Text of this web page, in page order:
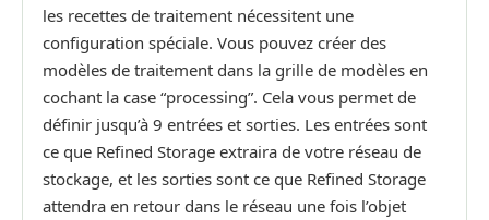
les recettes de traitement nécessitent une
configuration spéciale. Vous pouvez créer des
modèles de traitement dans la grille de modèles en
cochant la case “processing”. Cela vous permet de
définir jusqu’à 9 entrées et sorties. Les entrées sont
ce que Refined Storage extraira de votre réseau de
stockage, et les sorties sont ce que Refined Storage
attendra en retour dans le réseau une fois l’objet